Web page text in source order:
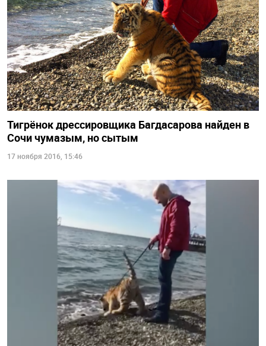
Тигрёнок дрессировщика Багдасарова найден в
Сочи чумазым, но сытым
17 ноября 2016, 15:46